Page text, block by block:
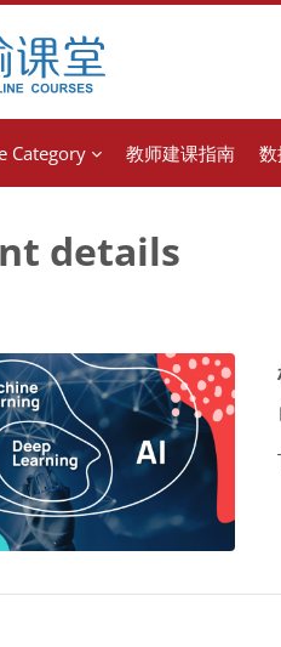
Category 教师建课指南
details